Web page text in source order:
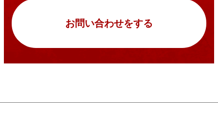
お問い合わせをする